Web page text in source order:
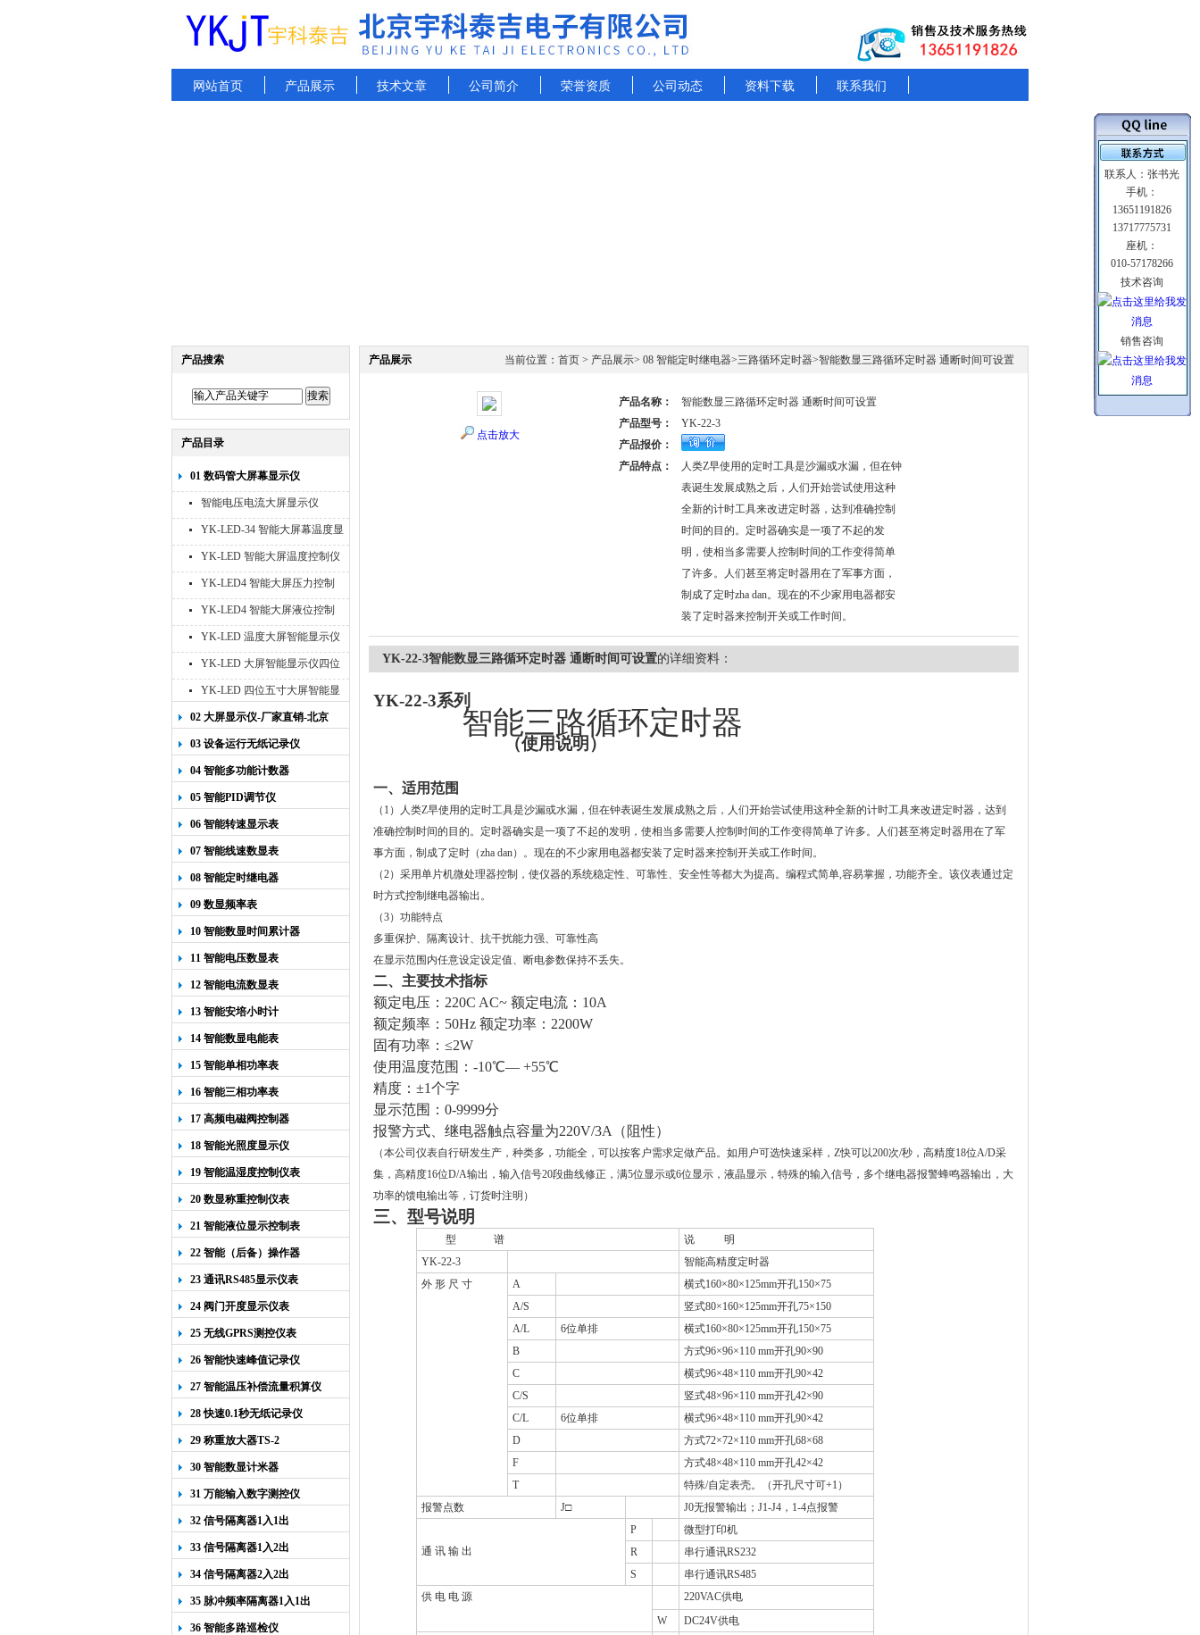
网站首页 产品展示 技术文章 公司简介 荣誉资质 公司动态 资料下载 联系我们
产品搜索
产品目录
01 数码管大屏幕显示仪
智能电压电流大屏显示仪
YK-LED-34 智能大屏幕温度显
示仪
YK-LED 智能大屏温度控制仪
YK-LED4 智能大屏压力控制
仪
YK-LED4 智能大屏液位控制
仪
YK-LED 温度大屏智能显示仪
四位十寸
YK-LED 大屏智能显示仪四位
八寸
YK-LED 四位五寸大屏智能显
示仪
02 大屏显示仪-厂家直销-北京
宇科泰吉
03 设备运行无纸记录仪
04 智能多功能计数器
05 智能PID调节仪
06 智能转速显示表
07 智能线速数显表
08 智能定时继电器
09 数显频率表
10 智能数显时间累计器
11 智能电压数显表
12 智能电流数显表
13 智能安培小时计
14 智能数显电能表
15 智能单相功率表
16 智能三相功率表
17 高频电磁阀控制器
18 智能光照度显示仪
19 智能温湿度控制仪表
20 数显称重控制仪表
21 智能液位显示控制表
22 智能（后备）操作器
23 通讯RS485显示仪表
24 阀门开度显示仪表
25 无线GPRS测控仪表
26 智能快速峰值记录仪
27 智能温压补偿流量积算仪
28 快速0.1秒无纸记录仪
29 称重放大器TS-2
30 智能数显计米器
31 万能输入数字测控仪
32 信号隔离器1入1出
33 信号隔离器1入2出
34 信号隔离器2入2出
35 脉冲频率隔离器1入1出
36 智能多路巡检仪
产品展示 当前位置： 首页 > 产品展示> 08 智能定时继电器>三路循环定时器>智能数显三路循环定时器 通断时间可设置
点击放大
产品名称：
智能数显三路循环定时器 通断时间可设置
产品型号：
YK-22-3
产品报价：
产品特点：
人类Z早使用的定时工具是沙漏或水漏，但在钟
表诞生发展成熟之后，人们开始尝试使用这种
全新的计时工具来改进定时器，达到准确控制
时间的目的。定时器确实是一项了不起的发
明，使相当多需要人控制时间的工作变得简单
了许多。人们甚至将定时器用在了军事方面，
制成了定时zha dan。现在的不少家用电器都安
装了定时器来控制开关或工作时间。
YK-22-3智能数显三路循环定时器 通断时间可设置的详细资料：
YK-22-3系列
智能三路循环定时器
（使用说明）
一、适用范围
（ 1 ）人类Z早使用的定时工具是沙漏或水漏，但在钟表诞生发展成熟之后，人们开始尝试使用这种全新的计时工具来改进定时器，达到
准确控制时间的目的。定时器确实是一项了不起的发明，使相当多需要人控制时间的工作变得简单了许多。人们甚至将定时器用在了军
事方面，制成了定时（zha dan）。现在的不少家用电器都安装了定时器来控制开关或工作时间。
（2）采用单片机微处理器控制，使仪器的系统稳定性、可靠性、安全性等都大为提高。编程式简单,容易掌握，功能齐全。该仪表通过定
时方式控制继电器输出。
（3）功能特点
多重保护、隔离设计、抗干扰能力强、可靠性高
在显示范围内任意设定设定值、断电参数保持不丢失。
二、主要技术指标
额定电压：220C AC~ 额定电流：10A
额定频率：50Hz 额定功率：2200W
固有功率：≤2W
使用温度范围：-10℃— +55℃
精度：±1个字
显示范围：0-9999分
报警方式、继电器触点容量为220V/3A（阻性）
（本公司仪表自行研发生产，种类多，功能全，可以按客户需求定做产品。如用户可选快速采样，Z快可以200次/秒，高精度18位A/D采
集，高精度16位D/A输出，输入信号20段曲线修正，满5位显示或6位显示，液晶显示，特殊的输入信号，多个继电器报警蜂鸣器输出，大
功率的馈电输出等，订货时注明）
三、型号说明
型 谱
说 明
YK-22-3
智能高精度定时器
外 形 尺 寸
A
横式160×80×125mm开孔150×75
A/S
竖式80×160×125mm开孔75×150
A/L
6位单排
横式160×80×125mm开孔150×75
B
方式96×96×110 mm开孔90×90
C
横式96×48×110 mm开孔90×42
C/S
竖式48×96×110 mm开孔42×90
C/L
6位单排
横式96×48×110 mm开孔90×42
D
方式72×72×110 mm开孔68×68
F
方式48×48×110 mm开孔42×42
T
特殊/自定表壳。（开孔尺寸可+1）
报警点数
J□ J0无报警输出；J1-J4，1-4点报警
通 讯 输 出
P
微型打印机
R
串行通讯RS232
S
串行通讯RS485
供 电 电 源
220VAC供电
W
DC24V供电
联系人：张书光
手机：
13651191826
13717775731
座机：
010-57178266
技术咨询
销售咨询